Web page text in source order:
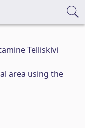
Telliskivi
area using the